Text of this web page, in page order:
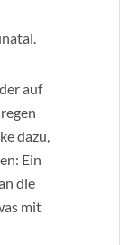
auf
dazu,
Ein
die
mit